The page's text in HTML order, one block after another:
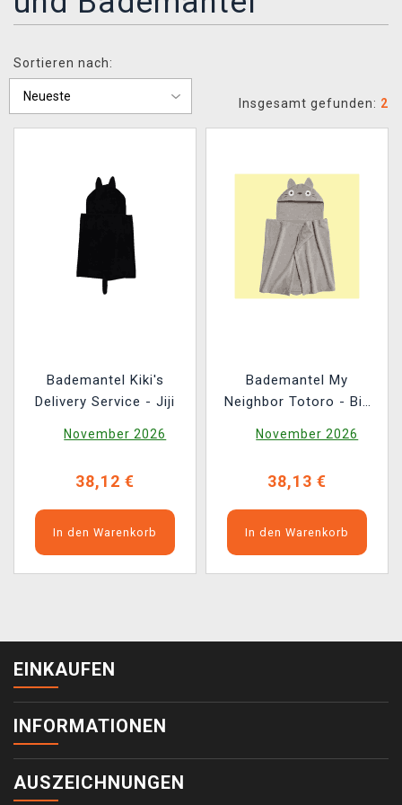
XZONE CLUB
Sortieren nach:
Insgesamt gefunden: 2
Bademantel Kiki's
Delivery Service - Jiji
November 2026
38,12 €
In den Warenkorb
Bademantel My
Neighbor Totoro - Big
November 2026
38,13 €
In den Warenkorb
EINKAUFEN
INFORMATIONEN
AUSZEICHNUNGEN